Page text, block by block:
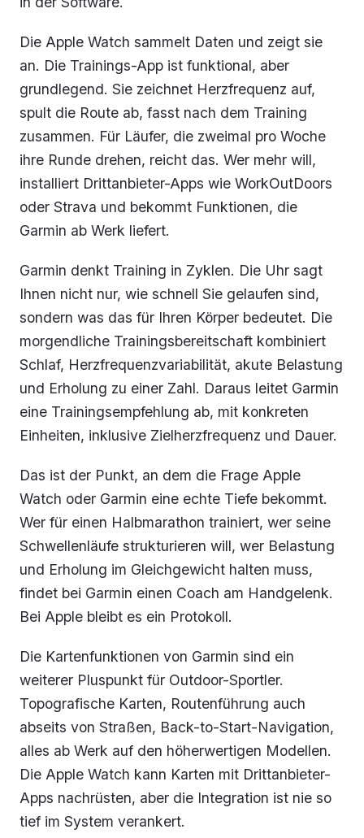
Die Apple Watch sammelt Daten und zeigt sie
an. Die Trainings-App ist funktional, aber
grundlegend. Sie zeichnet Herzfrequenz auf,
spult die Route ab, fasst nach dem Training
zusammen. Für Läufer, die zweimal pro Woche
ihre Runde drehen, reicht das. Wer mehr will,
installiert Drittanbieter-Apps wie WorkOutDoors
oder Strava und bekommt Funktionen, die
Garmin ab Werk liefert.
Garmin denkt Training in Zyklen. Die Uhr sagt
Ihnen nicht nur, wie schnell Sie gelaufen sind,
sondern was das für Ihren Körper bedeutet. Die
morgendliche Trainingsbereitschaft kombiniert
Schlaf, Herzfrequenzvariabilität, akute Belastung
und Erholung zu einer Zahl. Daraus leitet Garmin
eine Trainingsempfehlung ab, mit konkreten
Einheiten, inklusive Zielherzfrequenz und Dauer.
Das ist der Punkt, an dem die Frage Apple
Watch oder Garmin eine echte Tiefe bekommt.
Wer für einen Halbmarathon trainiert, wer seine
Schwellenläufe strukturieren will, wer Belastung
und Erholung im Gleichgewicht halten muss,
findet bei Garmin einen Coach am Handgelenk.
Bei Apple bleibt es ein Protokoll.
Die Kartenfunktionen von Garmin sind ein
weiterer Pluspunkt für Outdoor-Sportler.
Topografische Karten, Routenführung auch
abseits von Straßen, Back-to-Start-Navigation,
alles ab Werk auf den höherwertigen Modellen.
Die Apple Watch kann Karten mit Drittanbieter-
Apps nachrüsten, aber die Integration ist nie so
tief im System verankert.